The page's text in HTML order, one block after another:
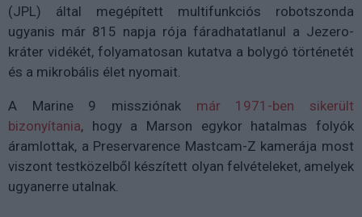
(JPL) által megépített multifunkciós robotszonda
ugyanis már 815 napja rója fáradhatatlanul a Jezero-
kráter vidékét, folyamatosan kutatva a bolygó történetét
és a mikrobális élet nyomait.
A Marine 9 missziónak már 1971-ben sikerült
bizonyítania, hogy a Marson egykor hatalmas folyók
áramlottak, a Preservarence Mastcam-Z kamerája most
viszont testközelből készített olyan felvételeket, amelyek
ugyanerre utalnak.